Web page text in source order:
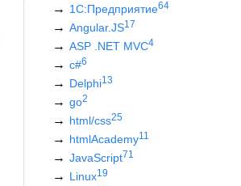
1С:Предприятие64
Angular.JS17
ASP .NET MVC4
c#6
Delphi13
go2
html/css25
htmlAcademy11
JavaScript71
Linux19